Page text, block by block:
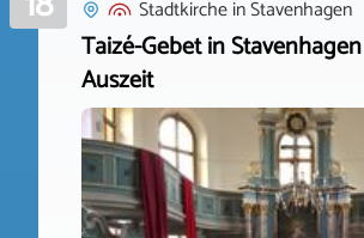
StadtkircheinStavenhagen
Taizé-Gebet in
Auszeit